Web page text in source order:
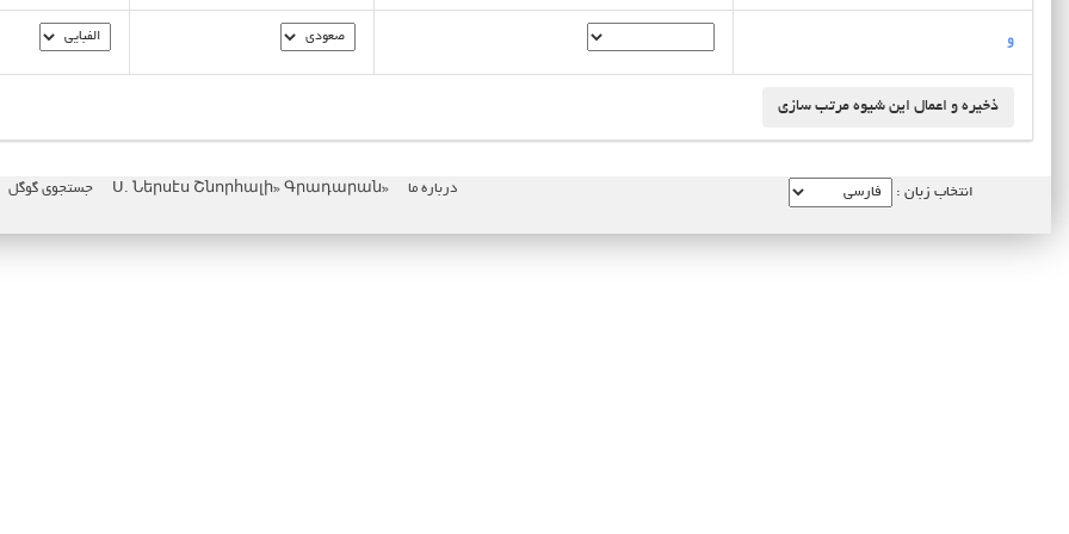
و
درباره ما «Ս. Ներսէս Շնորհալի» Գրադարան جستجوی گوگل انتخاب زبان :